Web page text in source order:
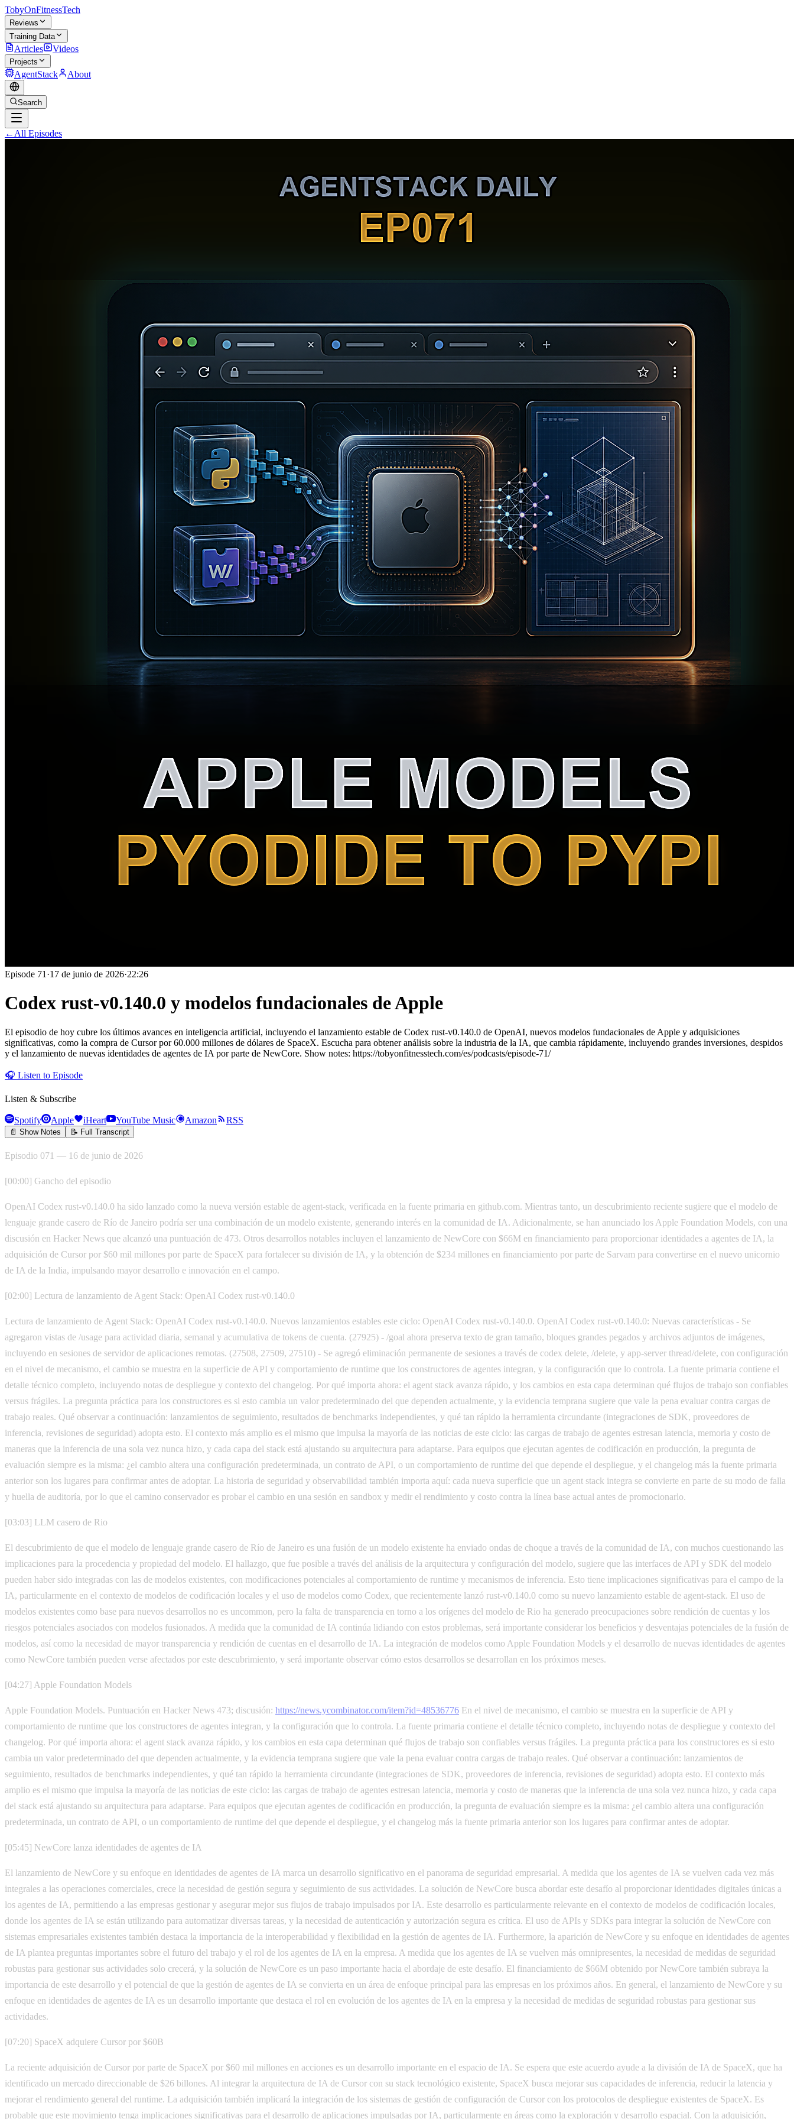
TobyOnFitnessTech
Reviews
Training Data
Articles Videos
Projects
AgentStack About
Search
← All Episodes
Episode 71 ·17 de junio de 2026·22:26
Codex rust-v0.140.0 y modelos fundacionales de Apple
El episodio de hoy cubre los últimos avances en inteligencia artificial, incluyendo el lanzamiento estable de Codex rust-v0.140.0 de OpenAI, nuevos modelos fundacionales de Apple y adquisiciones
significativas, como la compra de Cursor por 60.000 millones de dólares de SpaceX. Escucha para obtener análisis sobre la industria de la IA, que cambia rápidamente, incluyendo grandes inversiones, despidos
y el lanzamiento de nuevas identidades de agentes de IA por parte de NewCore. Show notes: https://tobyonfitnesstech.com/es/podcasts/episode-71/
🎧 Listen to Episode
Listen & Subscribe
Spotify Apple iHeart YouTube Music Amazon RSS
📄 Show Notes 📝 Full Transcript
Episodio 071 — 16 de junio de 2026
[00:00] Gancho del episodio
OpenAI Codex rust-v0.140.0 ha sido lanzado como la nueva versión estable de agent-stack, verificada en la fuente primaria en github.com. Mientras tanto, un descubrimiento reciente sugiere que el modelo de
lenguaje grande casero de Río de Janeiro podría ser una combinación de un modelo existente, generando interés en la comunidad de IA. Adicionalmente, se han anunciado los Apple Foundation Models, con una
discusión en Hacker News que alcanzó una puntuación de 473. Otros desarrollos notables incluyen el lanzamiento de NewCore con $66M en financiamiento para proporcionar identidades a agentes de IA, la
adquisición de Cursor por $60 mil millones por parte de SpaceX para fortalecer su división de IA, y la obtención de $234 millones en financiamiento por parte de Sarvam para convertirse en el nuevo unicornio
de IA de la India, impulsando mayor desarrollo e innovación en el campo.
[02:00] Lectura de lanzamiento de Agent Stack: OpenAI Codex rust-v0.140.0
Lectura de lanzamiento de Agent Stack: OpenAI Codex rust-v0.140.0. Nuevos lanzamientos estables este ciclo: OpenAI Codex rust-v0.140.0. OpenAI Codex rust-v0.140.0: Nuevas características - Se
agregaron vistas de /usage para actividad diaria, semanal y acumulativa de tokens de cuenta. (27925) - /goal ahora preserva texto de gran tamaño, bloques grandes pegados y archivos adjuntos de imágenes,
incluyendo en sesiones de servidor de aplicaciones remotas. (27508, 27509, 27510) - Se agregó eliminación permanente de sesiones a través de codex delete, /delete, y app-server thread/delete, con configuración
en el nivel de mecanismo, el cambio se muestra en la superficie de API y comportamiento de runtime que los constructores de agentes integran, y la configuración que lo controla. La fuente primaria contiene el
detalle técnico completo, incluyendo notas de despliegue y contexto del changelog. Por qué importa ahora: el agent stack avanza rápido, y los cambios en esta capa determinan qué flujos de trabajo son confiables
versus frágiles. La pregunta práctica para los constructores es si esto cambia un valor predeterminado del que dependen actualmente, y la evidencia temprana sugiere que vale la pena evaluar contra cargas de
trabajo reales. Qué observar a continuación: lanzamientos de seguimiento, resultados de benchmarks independientes, y qué tan rápido la herramienta circundante (integraciones de SDK, proveedores de
inferencia, revisiones de seguridad) adopta esto. El contexto más amplio es el mismo que impulsa la mayoría de las noticias de este ciclo: las cargas de trabajo de agentes estresan latencia, memoria y costo de
maneras que la inferencia de una sola vez nunca hizo, y cada capa del stack está ajustando su arquitectura para adaptarse. Para equipos que ejecutan agentes de codificación en producción, la pregunta de
evaluación siempre es la misma: ¿el cambio altera una configuración predeterminada, un contrato de API, o un comportamiento de runtime del que depende el despliegue, y el changelog más la fuente primaria
anterior son los lugares para confirmar antes de adoptar. La historia de seguridad y observabilidad también importa aquí: cada nueva superficie que un agent stack integra se convierte en parte de su modo de falla
y huella de auditoría, por lo que el camino conservador es probar el cambio en una sesión en sandbox y medir el rendimiento y costo contra la línea base actual antes de promocionarlo.
[03:03] LLM casero de Rio
El descubrimiento de que el modelo de lenguaje grande casero de Río de Janeiro es una fusión de un modelo existente ha enviado ondas de choque a través de la comunidad de IA, con muchos cuestionando las
implicaciones para la procedencia y propiedad del modelo. El hallazgo, que fue posible a través del análisis de la arquitectura y configuración del modelo, sugiere que las interfaces de API y SDK del modelo
pueden haber sido integradas con las de modelos existentes, con modificaciones potenciales al comportamiento de runtime y mecanismos de inferencia. Esto tiene implicaciones significativas para el campo de la
IA, particularmente en el contexto de modelos de codificación locales y el uso de modelos como Codex, que recientemente lanzó rust-v0.140.0 como su nuevo lanzamiento estable de agent-stack. El uso de
modelos existentes como base para nuevos desarrollos no es uncommon, pero la falta de transparencia en torno a los orígenes del modelo de Rio ha generado preocupaciones sobre rendición de cuentas y los
riesgos potenciales asociados con modelos fusionados. A medida que la comunidad de IA continúa lidiando con estos problemas, será importante considerar los beneficios y desventajas potenciales de la fusión de
modelos, así como la necesidad de mayor transparencia y rendición de cuentas en el desarrollo de IA. La integración de modelos como Apple Foundation Models y el desarrollo de nuevas identidades de agentes
como NewCore también pueden verse afectados por este descubrimiento, y será importante observar cómo estos desarrollos se desarrollan en los próximos meses.
[04:27] Apple Foundation Models
Apple Foundation Models. Puntuación en Hacker News 473; discusión: https://news.ycombinator.com/item?id=48536776 En el nivel de mecanismo, el cambio se muestra en la superficie de API y
comportamiento de runtime que los constructores de agentes integran, y la configuración que lo controla. La fuente primaria contiene el detalle técnico completo, incluyendo notas de despliegue y contexto del
changelog. Por qué importa ahora: el agent stack avanza rápido, y los cambios en esta capa determinan qué flujos de trabajo son confiables versus frágiles. La pregunta práctica para los constructores es si esto
cambia un valor predeterminado del que dependen actualmente, y la evidencia temprana sugiere que vale la pena evaluar contra cargas de trabajo reales. Qué observar a continuación: lanzamientos de
seguimiento, resultados de benchmarks independientes, y qué tan rápido la herramienta circundante (integraciones de SDK, proveedores de inferencia, revisiones de seguridad) adopta esto. El contexto más
amplio es el mismo que impulsa la mayoría de las noticias de este ciclo: las cargas de trabajo de agentes estresan latencia, memoria y costo de maneras que la inferencia de una sola vez nunca hizo, y cada capa
del stack está ajustando su arquitectura para adaptarse. Para equipos que ejecutan agentes de codificación en producción, la pregunta de evaluación siempre es la misma: ¿el cambio altera una configuración
predeterminada, un contrato de API, o un comportamiento de runtime del que depende el despliegue, y el changelog más la fuente primaria anterior son los lugares para confirmar antes de adoptar.
[05:45] NewCore lanza identidades de agentes de IA
El lanzamiento de NewCore y su enfoque en identidades de agentes de IA marca un desarrollo significativo en el panorama de seguridad empresarial. A medida que los agentes de IA se vuelven cada vez más
integrales a las operaciones comerciales, crece la necesidad de gestión segura y seguimiento de sus actividades. La solución de NewCore busca abordar este desafío al proporcionar identidades digitales únicas a
los agentes de IA, permitiendo a las empresas gestionar y asegurar mejor sus flujos de trabajo impulsados por IA. Este desarrollo es particularmente relevante en el contexto de modelos de codificación locales,
donde los agentes de IA se están utilizando para automatizar diversas tareas, y la necesidad de autenticación y autorización segura es crítica. El uso de APIs y SDKs para integrar la solución de NewCore con
sistemas empresariales existentes también destaca la importancia de la interoperabilidad y flexibilidad en la gestión de agentes de IA. Furthermore, la aparición de NewCore y su enfoque en identidades de agentes
de IA plantea preguntas importantes sobre el futuro del trabajo y el rol de los agentes de IA en la empresa. A medida que los agentes de IA se vuelven más omnipresentes, la necesidad de medidas de seguridad
robustas para gestionar sus actividades solo crecerá, y la solución de NewCore es un paso importante hacia el abordaje de este desafío. El financiamiento de $66M obtenido por NewCore también subraya la
importancia de este desarrollo y el potencial de que la gestión de agentes de IA se convierta en un área de enfoque principal para las empresas en los próximos años. En general, el lanzamiento de NewCore y su
enfoque en identidades de agentes de IA es un desarrollo importante que destaca el rol en evolución de los agentes de IA en la empresa y la necesidad de medidas de seguridad robustas para gestionar sus
actividades.
[07:20] SpaceX adquiere Cursor por $60B
La reciente adquisición de Cursor por parte de SpaceX por $60 mil millones en acciones es un desarrollo importante en el espacio de IA. Se espera que este acuerdo ayude a la división de IA de SpaceX, que ha
identificado un mercado direccionable de $26 billones. Al integrar la arquitectura de IA de Cursor con su stack tecnológico existente, SpaceX busca mejorar sus capacidades de inferencia, reducir la latencia y
mejorar el rendimiento general del runtime. La adquisición también implicará la integración de los sistemas de gestión de configuración de Cursor con los protocolos de despliegue existentes de SpaceX. Es
probable que este movimiento tenga implicaciones significativas para el desarrollo de aplicaciones impulsadas por IA, particularmente en áreas como la exploración y desarrollo espacial. Con la adquisición,